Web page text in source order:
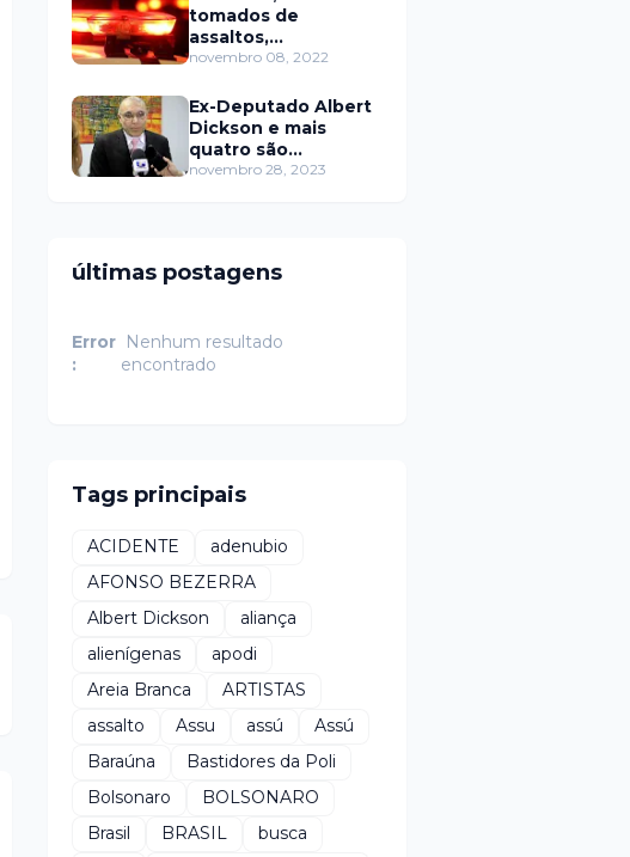
tomados de
assaltos,
ARRASTÕES em
encontrado morto
novembro 08, 2022
Ex-Deputado Albert
Dickson e mais
quatro são
condenados por
novembro 28, 2023
últimas postagens
Error
:
Nenhum resultado
encontrado
Tags principais
ACIDENTE
adenubio
AFONSO BEZERRA
Albert Dickson
aliança
alienígenas
apodi
Areia Branca
ARTISTAS
assalto
Assu assú
Assú
Baraúna
Bastidores da Poli
Bolsonaro
BOLSONARO
Brasil
BRASIL
busca